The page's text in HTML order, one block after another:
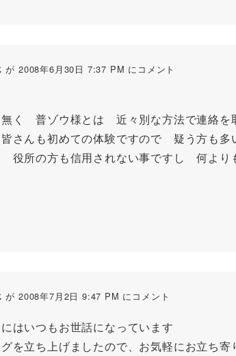
が 2008年6月30日 7:37 PM にコメント
無く 普ゾウ様とは 近々別な方法で連絡
さんも初めての体験ですので 疑う方も
所の方も信用されない事ですし 何よ
が 2008年7月2日 9:47 PM にコメント
はいつもお世話になっています
を立ち上げましたので、お気軽にお立ち寄